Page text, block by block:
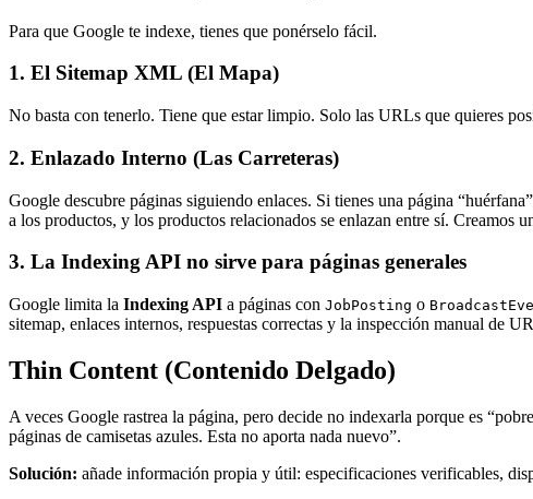
Para que Google te indexe, tienes que ponérselo fácil.
1. El Sitemap XML (El Mapa)
No basta con tenerlo. Tiene que estar limpio. Solo las URLs que quieres
2. Enlazado Interno (Las Carreteras)
Google descubre páginas siguiendo enlaces. Si tienes una página
a los productos, y los productos relacionados se enlazan entre sí. Creamos
3. La Indexing API no sirve para páginas generales
Google limita la Indexing API a páginas con JobPosting o
sitemap, enlaces internos, respuestas correctas y la inspección manual de
Thin Content (Contenido Delgado)
A veces Google rastrea la página, pero decide no indexarla porque es
páginas de camisetas azules. Esta no aporta nada nuevo”.
Solución: añade información propia y útil: especificaciones verificables,